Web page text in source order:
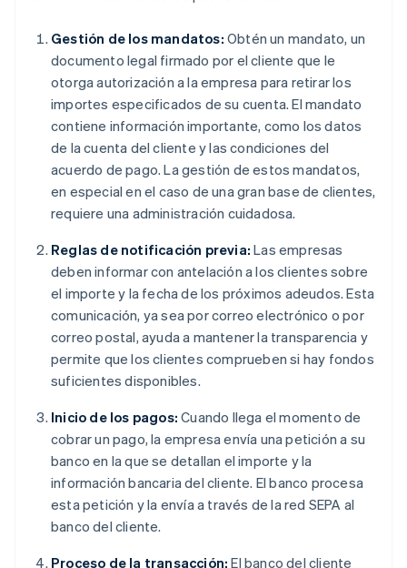
Gestión de los mandatos: Obtén un mandato, un
documento legal firmado por el cliente que le
otorga autorización a la empresa para retirar los
importes especificados de su cuenta. El mandato
contiene información importante, como los datos
de la cuenta del cliente y las condiciones del
acuerdo de pago. La gestión de estos mandatos,
en especial en el caso de una gran base de clientes,
requiere una administración cuidadosa.
Reglas de notificación previa: Las empresas
deben informar con antelación a los clientes sobre
el importe y la fecha de los próximos adeudos. Esta
comunicación, ya sea por correo electrónico o por
correo postal, ayuda a mantener la transparencia y
permite que los clientes comprueben si hay fondos
suficientes disponibles.
Inicio de los pagos: Cuando llega el momento de
cobrar un pago, la empresa envía una petición a su
banco en la que se detallan el importe y la
información bancaria del cliente. El banco procesa
esta petición y la envía a través de la red SEPA al
banco del cliente.
Proceso de la transacción: El banco del cliente